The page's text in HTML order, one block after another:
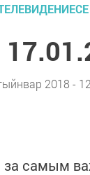
2018 -
за самым